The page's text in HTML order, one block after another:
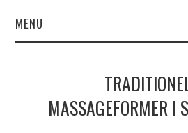
MENU
MASSAGEFORMER I